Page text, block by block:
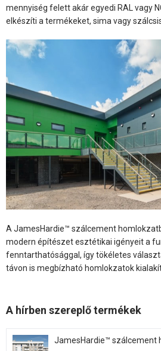
mennyiség felett akár egyedi RAL vagy
elkészíti a termékeket, sima vagy
A JamesHardie™ szálcement
modern építészet esztétikai igényeit a
fenntarthatósággal, így tökéletes
távon is megbízható homlokzatok
A hírben szereplő termékek
JamesHardie™ szálcement